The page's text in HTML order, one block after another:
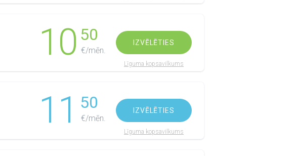
10 50
€/mēn.
IZVĒLĒTIES
Līguma kopsavilkums
11 50
€/mēn.
IZVĒLĒTIES
Līguma kopsavilkums